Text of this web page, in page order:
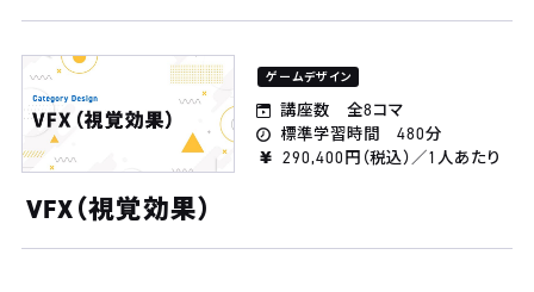
ゲームデザイン
講座数 全8コマ
標準学習時間 480分
290,400円（税込）／1人あたり
VFX（視覚効果）